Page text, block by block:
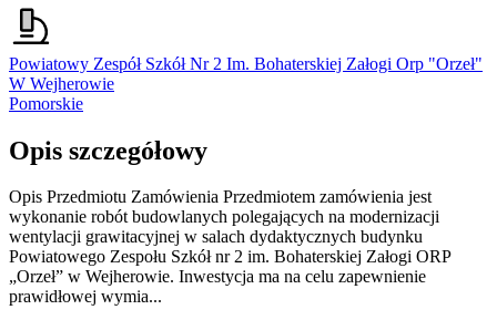
Powiatowy Zespół Szkół Nr 2 Im. Bohaterskiej Załogi Orp "Orzeł"
W Wejherowie
Pomorskie
Opis szczegółowy
Opis Przedmiotu Zamówienia Przedmiotem zamówienia jest
wykonanie robót budowlanych polegających na modernizacji
wentylacji grawitacyjnej w salach dydaktycznych budynku
Powiatowego Zespołu Szkół nr 2 im. Bohaterskiej Załogi ORP
„Orzeł” w Wejherowie. Inwestycja ma na celu zapewnienie
prawidłowej wymia...